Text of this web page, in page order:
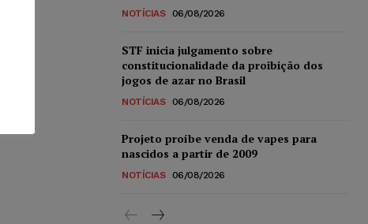
NOTÍCIAS 06/08/2026
STF inicia julgamento sobre
constitucionalidade da proibição dos
jogos de azar no Brasil
NOTÍCIAS 06/08/2026
Projeto proíbe venda de vapes para
nascidos a partir de 2009
NOTÍCIAS 06/08/2026